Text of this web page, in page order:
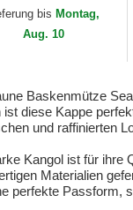
bis Montag,
Aug. 10
Baskenmütze
ist diese Kappe
und raffinierten
Kangol ist für ihre
Materialien
perfekte Passform,